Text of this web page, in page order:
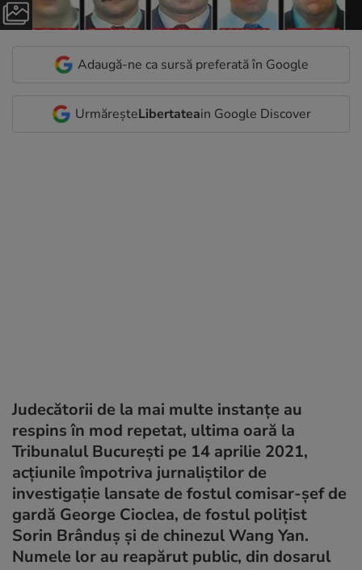
Adaugă-ne ca sursă preferată în Google
UrmăreșteLibertateain Google Discover
Judecătorii de la mai multe instanțe au
respins în mod repetat, ultima oară la
Tribunalul București pe 14 aprilie 2021,
acțiunile împotriva jurnaliștilor de
investigație lansate de fostul comisar-șef de
gardă George Cioclea, de fostul polițist
Sorin Brânduș și de chinezul Wang Yan.
Numele lor au reapărut public, din dosarul